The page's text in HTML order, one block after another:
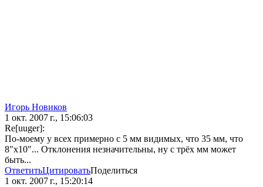
Игорь Новиков
1 окт. 2007 г., 15:06:03
Re[uuger]:
По-моему у всех примерно с 5 мм видимых, что 35 мм, что
8"х10"... Отклонения незначительны, ну с трёх мм может
быть...
ОтветитьЦитироватьПоделиться
1 окт. 2007 г., 15:20:14